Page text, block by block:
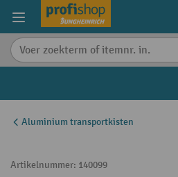
content
Aluminium transportkisten
Artikelnummer: 140099